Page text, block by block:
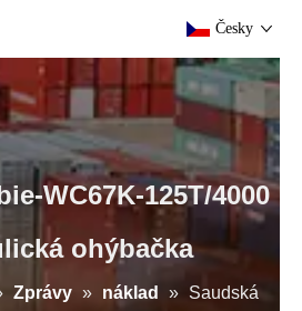
Česky
WC67K-125T/4000
ohýbačka
Zprávy » náklad » Saudská